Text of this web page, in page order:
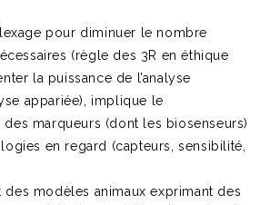
pour diminuer le nombre
(règle des 3R en éthique
la puissance de l’analyse
appariée), implique le
marqueurs (dont les biosenseurs)
en regard (capteurs, sensibilité,
des modèles animaux exprimant des